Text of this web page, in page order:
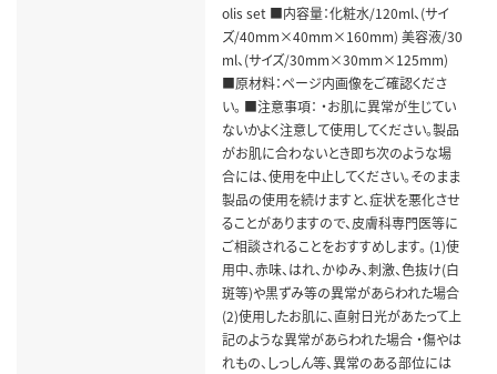
olis set ■内容量：化粧水/120ml、(サイ
ズ/40mm×40mm×160mm) 美容液/30
ml、(サイズ/30mm×30mm×125mm)
■原材料：ページ内画像をご確認くださ
い。 ■注意事項： ・お肌に異常が生じてい
ないかよく注意して使用してください。製品
がお肌に合わないとき即ち次のような場
合には、使用を中止してください。そのまま
製品の使用を続けますと、症状を悪化させ
ることがありますので、皮膚科専門医等に
ご相談されることをおすすめします。 (1)使
用中、赤味、はれ、かゆみ、刺激、色抜け(白
斑等)や黒ずみ等の異常があらわれた場合
(2)使用したお肌に、直射日光があたって上
記のような異常があらわれた場合 ・傷やは
れもの、しっしん等、異常のある部位には